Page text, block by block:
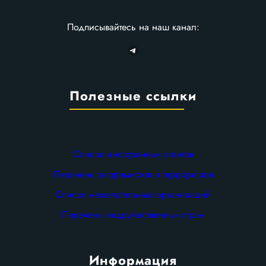
Подписывайтесь на наш канал:
Telegram
Полезные ссылки
Список иностранных агентов
Перечень экстремистов и террористов
Список нежелательных организаций
Перечень недружественных стран
Информация